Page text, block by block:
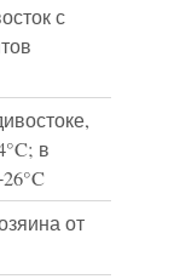
с
в
от